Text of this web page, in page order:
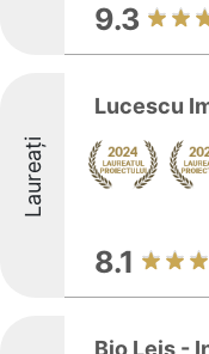
9.3
Laureați
Lucescu
8.1
Bio Leis -